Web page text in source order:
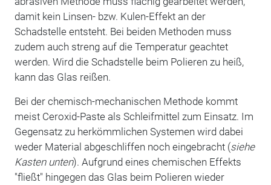
damit kein Linsen- bzw. Kulen-Effekt an der
Schadstelle entsteht. Bei beiden Methoden muss
zudem auch streng auf die Temperatur geachtet
werden. Wird die Schadstelle beim Polieren zu heiß,
kann das Glas reißen.
Bei der chemisch-mechanischen Methode kommt
meist Ceroxid-Paste als Schleifmittel zum Einsatz. Im
Gegensatz zu herkömmlichen Systemen wird dabei
weder Material abgeschliffen noch eingebracht (siehe
Kasten unten). Aufgrund eines chemischen Effekts
"fließt" hingegen das Glas beim Polieren wieder